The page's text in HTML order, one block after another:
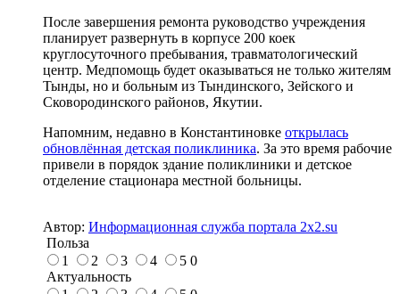
После завершения ремонта руководство учреждения
планирует развернуть в корпусе 200 коек
круглосуточного пребывания, травматологический
центр. Медпомощь будет оказываться не только жителям
Тынды, но и больным из Тындинского, Зейского и
Сковородинского районов, Якутии.
Напомним, недавно в Константиновке открылась
обновлённая детская поликлиника. За это время рабочие
привели в порядок здание поликлиники и детское
отделение стационара местной больницы.
Автор: Информационная служба портала 2x2.su
Польза
1
2 3 4 5 0
Актуальность